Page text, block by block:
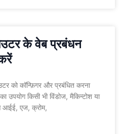
के वेब प्रबंधन
को कॉन्फ़िगर और प्रबंधित करना
उपयोग किसी भी विंडोज, मैकिन्टोश या
आईई, एज, क्रोम,